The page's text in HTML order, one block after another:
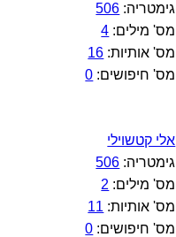
גימטריה: 506
מס' מילים: 4
מס' אותיות: 16
מס' חיפושים: 0
אלי קטשוילי
גימטריה: 506
מס' מילים: 2
מס' אותיות: 11
מס' חיפושים: 0